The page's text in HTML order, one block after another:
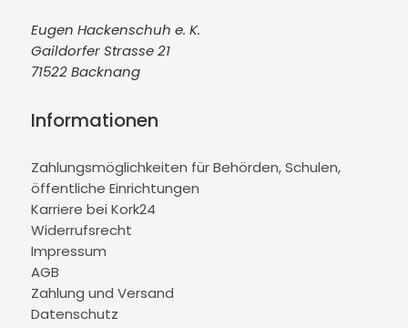
Eugen Hackenschuh e. K.
Gaildorfer Strasse 21
71522 Backnang
Informationen
Zahlungsmöglichkeiten für Behörden, Schulen,
öffentliche Einrichtungen
Karriere bei Kork24
Widerrufsrecht
Impressum
AGB
Zahlung und Versand
Datenschutz